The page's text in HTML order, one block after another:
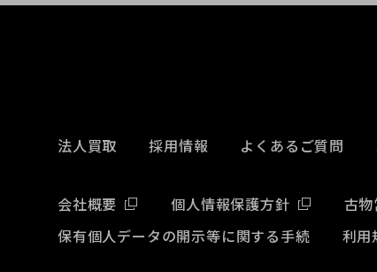
法人買取 採用情報 よくあるご質問
会社概要 個人情報保護方針
古
保有個人データの開示等に関する手続
利用